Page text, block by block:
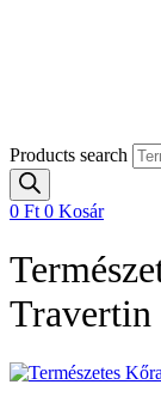
Products search
0 Ft 0 Kosár
Travertin